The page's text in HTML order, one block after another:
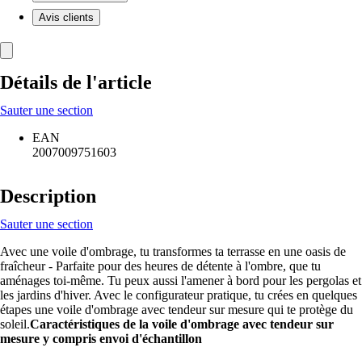
Avis clients
Détails de l'article
Sauter une section
EAN
2007009751603
Description
Sauter une section
Avec une voile d'ombrage, tu transformes ta terrasse en une oasis de
fraîcheur - Parfaite pour des heures de détente à l'ombre, que tu
aménages toi-même. Tu peux aussi l'amener à bord pour les pergolas et
les jardins d'hiver. Avec le configurateur pratique, tu crées en quelques
étapes une voile d'ombrage avec tendeur sur mesure qui te protège du
soleil.Caractéristiques de la voile d'ombrage avec tendeur sur
mesure y compris envoi d'échantillon